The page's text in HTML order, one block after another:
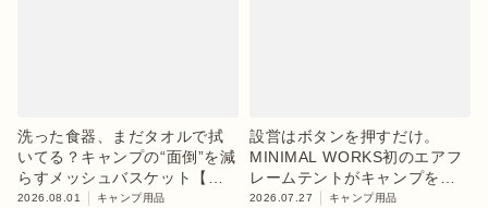
洗った食器、まだタオルで拭
いてる？キャンプの“面倒”を減
らすメッシュバスケット【目
利きのキャンプギア】
2026.08.01 キャンプ用品
設営はボタンを押すだけ。
MINIMAL WORKS初のエアフ
レームテントがキャンプを変
えるかも
2026.07.27 キャンプ用品